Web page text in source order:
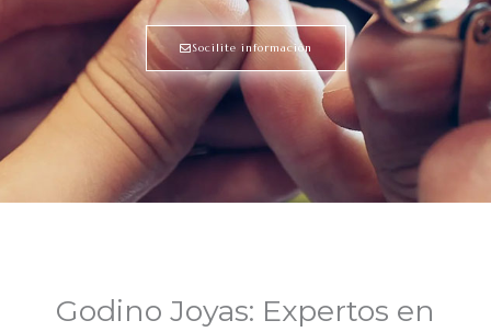
Socilite información
Godino Joyas: Expertos en